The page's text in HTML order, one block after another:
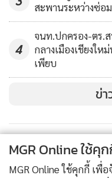
สะพานระหว่างซ่อ
4
จนท.ปกครอง-ตร.
กลางเมืองเชียงใ
เพียบ
ข่
MGR Online ใช้คุ
MGR Online ใช้คุกกี้ เพื่